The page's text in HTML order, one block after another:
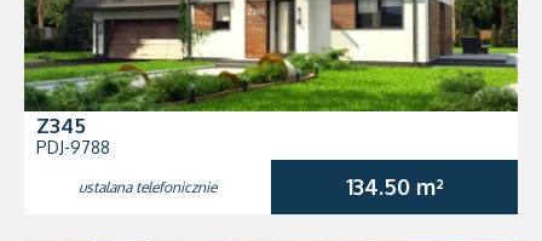
Z345
PDJ-9788
ustalana telefonicznie 134.50 m²